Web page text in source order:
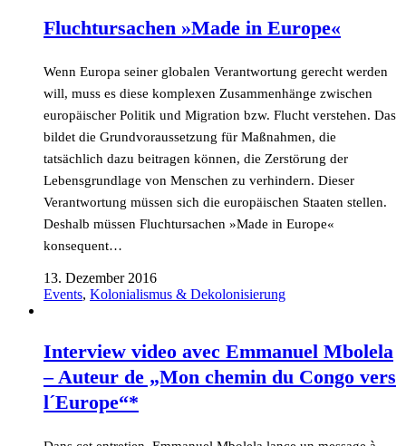
Fluchtursachen »Made in Europe«
Wenn Europa seiner globalen Verantwortung gerecht werden
will, muss es diese komplexen Zusammenhänge zwischen
europäischer Politik und Migration bzw. Flucht verstehen. Das
bildet die Grundvoraussetzung für Maßnahmen, die
tatsächlich dazu beitragen können, die Zerstörung der
Lebensgrundlage von Menschen zu verhindern. Dieser
Verantwortung müssen sich die europäischen Staaten stellen.
Deshalb müssen Fluchtursachen »Made in Europe«
konsequent…
13. Dezember 2016
Events, Kolonialismus & Dekolonisierung
Interview video avec Emmanuel Mbolela
– Auteur de „Mon chemin du Congo vers
l´Europe“*